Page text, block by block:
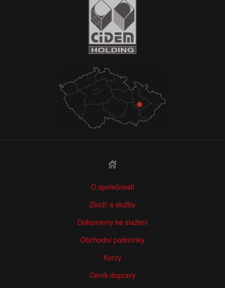
O společnosti
Zboží a služby
Dokumenty ke stažení
Obchodní podmínky
Kurzy
Ceník dopravy